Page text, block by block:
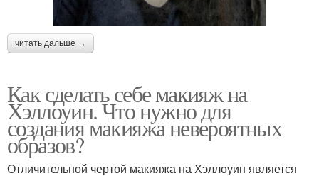
читать дальше →
Как сделать себе макияж на
Хэллоуин. Что нужно для
создания макияжа невероятных
образов?
Отличительной чертой макияжа на Хэллоуин является